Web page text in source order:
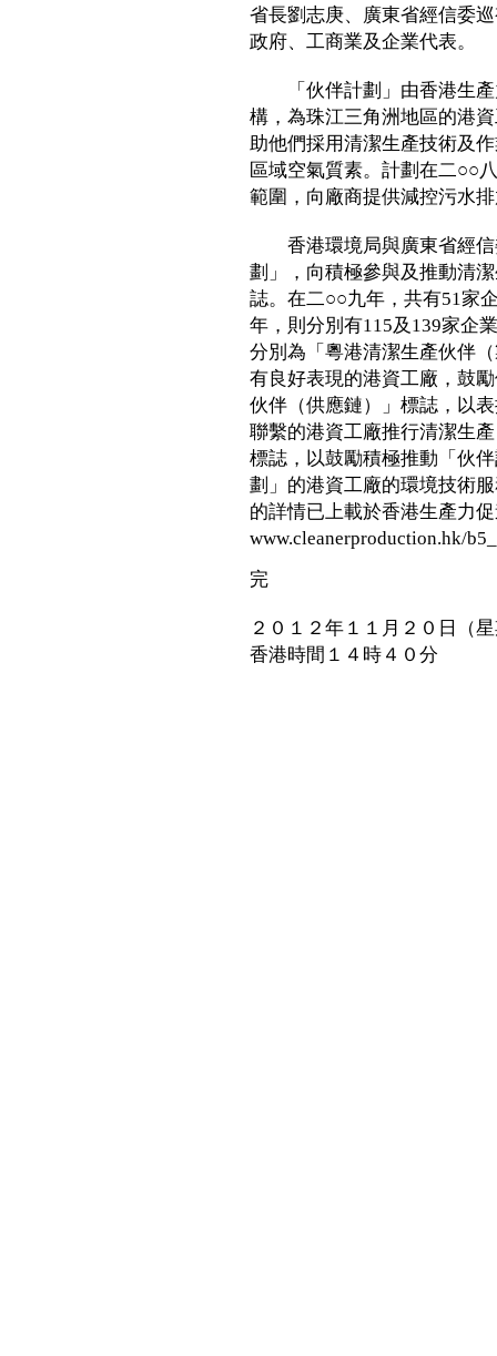
省長劉志庚、廣東省經信委
政府、工商業及企業代表。
「伙伴計劃」由香港生產
構，為珠江三角洲地區的港
助他們採用清潔生產技術及
區域空氣質素。計劃在二○○
範圍，向廠商提供減控污水
香港環境局與廣東省經信
劃」，向積極參與及推動清
誌。在二○○九年，共有51家
年，則分別有115及139家企
分別為「粵港清潔生產伙伴
有良好表現的港資工廠，鼓
伙伴（供應鏈）」標誌，以
聯繫的港資工廠推行清潔生
標誌，以鼓勵積極推動「伙
劃」的港資工廠的環境技術
的詳情已上載於香港生產力
www.cleanerproduction.hk/
完
２０１２年１１月２０日（
香港時間１４時４０分